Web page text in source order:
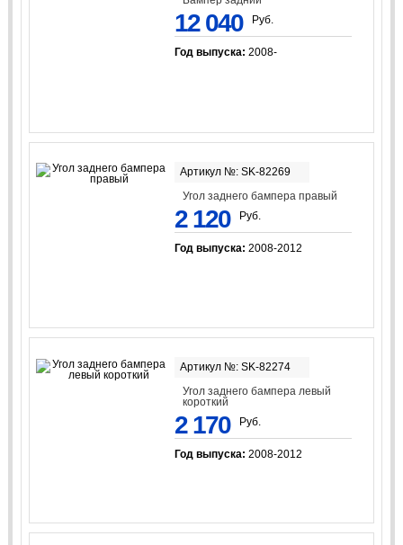
12 040 Руб.
Год выпуска: 2008-
Артикул №: SK-82269
Угол заднего бампера правый
2 120 Руб.
Год выпуска: 2008-2012
Артикул №: SK-82274
Угол заднего бампера левый
короткий
2 170 Руб.
Год выпуска: 2008-2012